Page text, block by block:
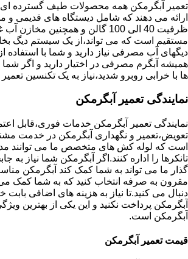
تعمیر آبگرمکن همه محصولات طیف گسترده
ارائه می دهند که شامل دیستگاه های قدیمی و
ظرفیت 40 الی 100 گالن و همچنین
مستقیم است که می تواند،از یک سیستم دیگ
همیشه آبگرم مصرفی در اختیار دارید و اگر
ها با خرابی روبرو شدید،نیاز به یک تکنسین
نمایندگی تعمیر آبگرمکن
نمایندگی تعمیر آبگرمکن خدمات فوری،قابل
تعویض،تعمیر و نگهداری آبگرمکن در خدمت
است که لوله کش های متخصص ما می توانند
تانکرها را اداره کنند.اگر آبگرمکن شما نیاز به
گذار ما می تواند به شما کمک کند آبگرمکن
مقرون به صرفه انتخاب کنید که به شما کمک
دنبال می کنید.تا نیاز به هزینه های اضافی بابت
آبگرمکن پرداخت نکنید و این یکی از بهترین
آبگرمکن است.
قیمت تعمیر آبگرمکن